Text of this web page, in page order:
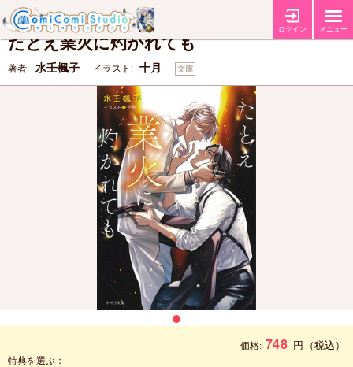
ログイン メニュー
フェア 【キャラBIRTHDAY FAIR2026】
たとえ業火に灼かれても
著者: 水壬楓子 イラスト: 十月 文庫
価格: 748 円 （税込）
特典を選ぶ：